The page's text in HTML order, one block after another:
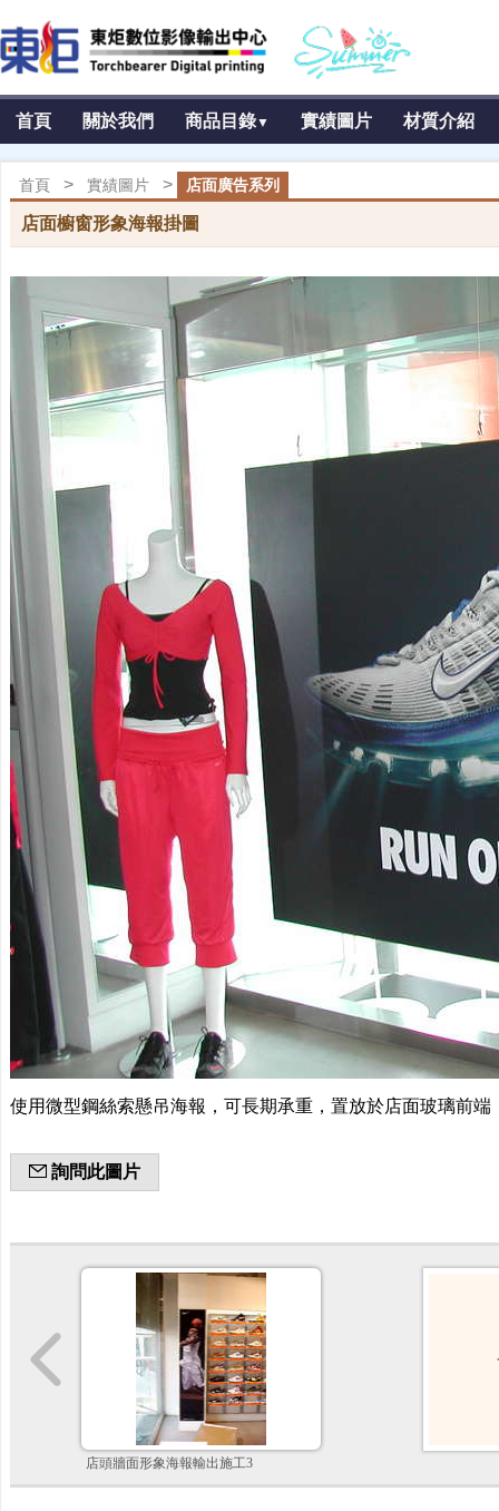
首頁 關於我們 商品目錄▼ 實績圖片 材質介紹
首頁 > 實績圖片 > 店面廣告系列
店面櫥窗形象海報掛圖
使用微型鋼絲索懸吊海報，可長期承重，置放於店面玻璃前
詢問此圖片
店頭牆面形象海報輸出施工3